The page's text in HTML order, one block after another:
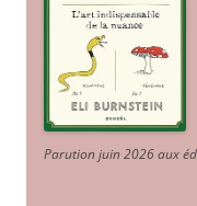
Parution juin 2026 aux